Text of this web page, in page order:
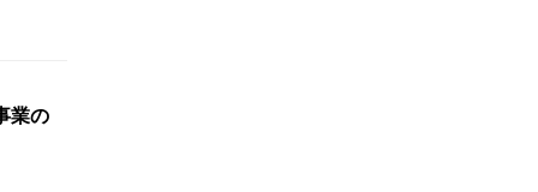
業の